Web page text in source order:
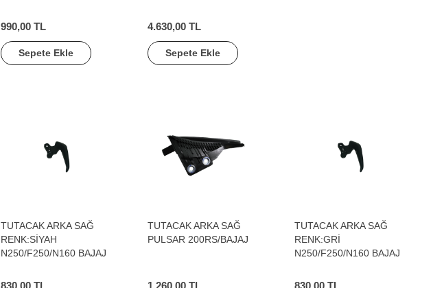
990,00 TL
Sepete Ekle
4.630,00 TL
Sepete Ekle
TUTACAK ARKA SAĞ
RENK:SİYAH
N250/F250/N160 BAJAJ
830,00 TL
TUTACAK ARKA SAĞ
PULSAR 200RS/BAJAJ
1.260,00 TL
TUTACAK ARKA SAĞ
RENK:GRİ
N250/F250/N160 BAJAJ
830,00 TL